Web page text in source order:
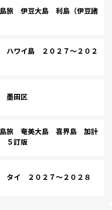
旅 伊豆大島 利島（伊豆諸
ワイ島 ２０２７～２０２
墨田区
旅 奄美大島 喜界島 加計
５訂版
タイ ２０２７～２０２８